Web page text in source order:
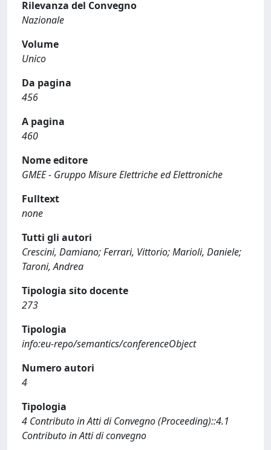
Rilevanza del Convegno
Nazionale
Volume
Unico
Da pagina
456
A pagina
460
Nome editore
GMEE - Gruppo Misure Elettriche ed Elettroniche
Fulltext
none
Tutti gli autori
Crescini, Damiano; Ferrari, Vittorio; Marioli, Daniele;
Taroni, Andrea
Tipologia sito docente
273
Tipologia
info:eu-repo/semantics/conferenceObject
Numero autori
4
Tipologia
4 Contributo in Atti di Convegno (Proceeding)::4.1
Contributo in Atti di convegno